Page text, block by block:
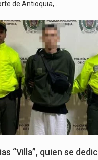
de Antioquia,…
“Villa”, quien se